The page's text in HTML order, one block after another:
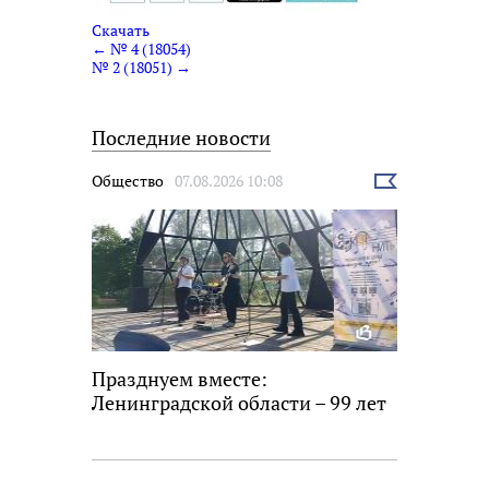
Скачать
← № 4 (18054)
№ 2 (18051) →
Последние новости
Общество 07.08.2026 10:08
Выбрать
Празднуем вместе:
Ленинградской области – 99 лет